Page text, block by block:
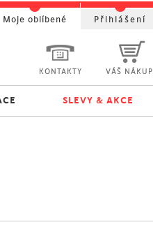
KONTAKTY VÁŠ NÁKUP
SLEVY & AKCE
Moje oblíbené Přihlášení